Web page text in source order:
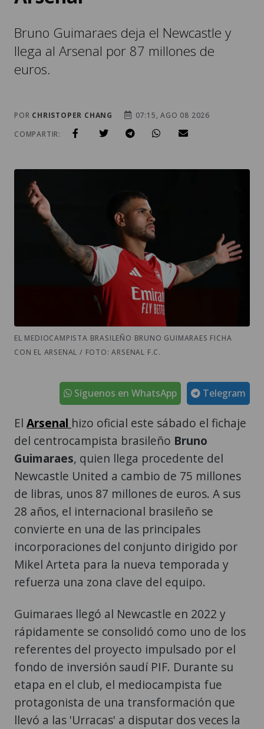
Bruno Guimaraes deja el Newcastle y
llega al Arsenal por 87 millones de
euros.
POR CHRISTOPER CHANG
07:15, AGO 08 2026
COMPARTIR:
EL MEDIOCAMPISTA BRASILEÑO BRUNO GUIMARAES FICHA
CON EL ARSENAL / FOTO: ARSENAL F.C.
Telegram
Síguenos en WhatsApp
El Arsenal hizo oficial este sábado el fichaje
del centrocampista brasileño Bruno
Guimaraes, quien llega procedente del
Newcastle United a cambio de 75 millones
de libras, unos 87 millones de euros. A sus
28 años, el internacional brasileño se
convierte en una de las principales
incorporaciones del conjunto dirigido por
Mikel Arteta para la nueva temporada y
refuerza una zona clave del equipo.
Guimaraes llegó al Newcastle en 2022 y
rápidamente se consolidó como uno de los
referentes del proyecto impulsado por el
fondo de inversión saudí PIF. Durante su
etapa en el club, el mediocampista fue
protagonista de una transformación que
llevó a las 'Urracas' a disputar dos veces la